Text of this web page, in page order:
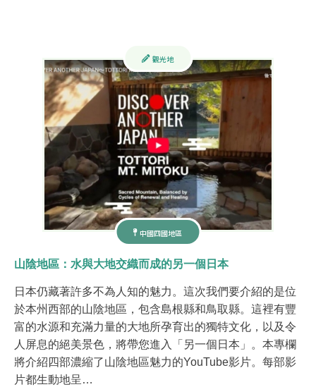
中國四國地區
觀光地
山陰地區：水與大地交織而成的另一個日本
日本仍藏著許多不為人知的魅力。這次我們要介紹的是位
於本州西部的山陰地區，包含島根縣和鳥取縣。這裡有豐
富的水源和充滿力量的大地所孕育出的獨特文化，以及令
人屏息的絕美景色，將帶您進入「另一個日本」。本專欄
將介紹四部濃縮了山陰地區魅力的YouTube影片。每部影
片都生動地呈…